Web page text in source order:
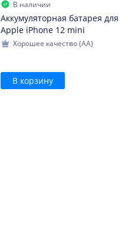
В наличии
Аккумуляторная батарея для
Apple iPhone 12 mini
Хорошее качество (AA)
В корзину